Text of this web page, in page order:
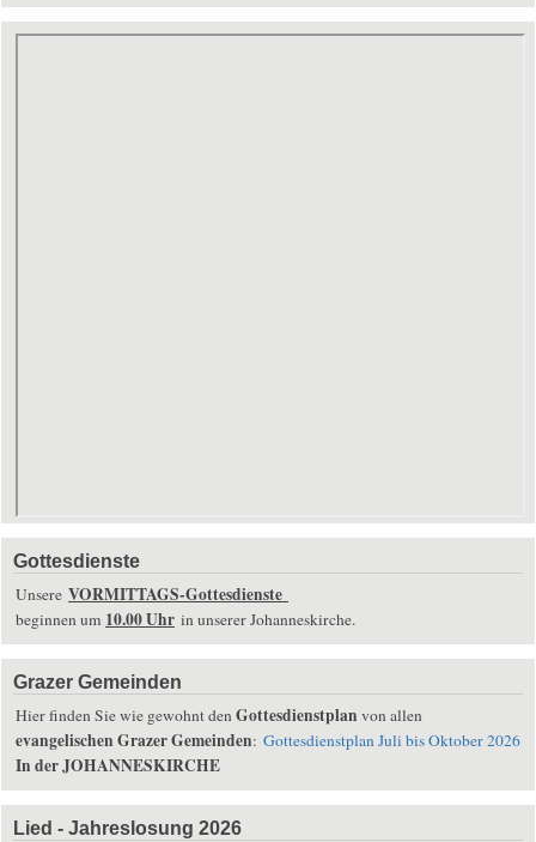
Gottesdienste
Unsere VORMITTAGS-Gottesdienste
beginnen um 10.00 Uhr in unserer Johanneskirche.
Grazer Gemeinden
Hier finden Sie wie gewohnt denGottesdienstplan von allen
evangelischen Grazer Gemeinden: Gottesdienstplan Juli bis Oktober 2026
In der JOHANNESKIRCHE
Lied - Jahreslosung 2026